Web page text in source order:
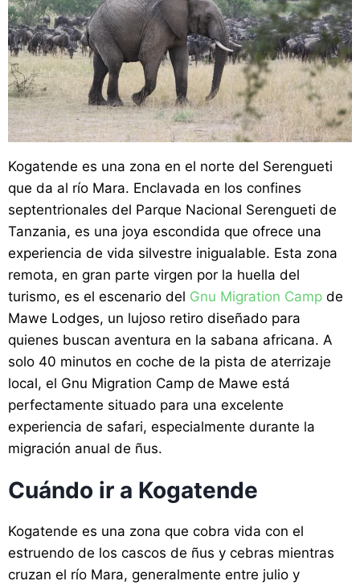
Kogatende es una zona en el norte del Serengueti
que da al río Mara. Enclavada en los confines
septentrionales del Parque Nacional Serengueti de
Tanzania, es una joya escondida que ofrece una
experiencia de vida silvestre inigualable. Esta zona
remota, en gran parte virgen por la huella del
turismo, es el escenario del Gnu Migration Camp de
Mawe Lodges, un lujoso retiro diseñado para
quienes buscan aventura en la sabana africana. A
solo 40 minutos en coche de la pista de aterrizaje
local, el Gnu Migration Camp de Mawe está
perfectamente situado para una excelente
experiencia de safari, especialmente durante la
migración anual de ñus.
Cuándo ir a Kogatende
Kogatende es una zona que cobra vida con el
estruendo de los cascos de ñus y cebras mientras
cruzan el río Mara, generalmente entre julio y